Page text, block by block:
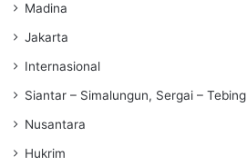
Madina
Jakarta
Internasional
Siantar – Simalungun, Sergai – Tebing
Nusantara
Hukrim